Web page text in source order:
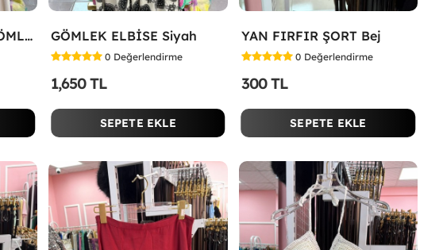
MOR ÇİÇEK DETAY GÖMLEK ELBİSE Beyaz GÖMLEK ELBİSE Siyah
0 Değerlendirme
1,650 TL
SEPETE EKLE
YAN FIRFIR ŞORT Bej
0 Değerlendirme
300 TL
SEPETE EKLE